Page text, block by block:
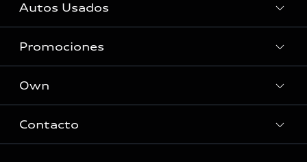
Autos Nuevos
Autos Usados
Autos Usados
Promociones
Promociones
Own
myAudi
Contacto